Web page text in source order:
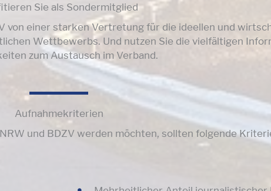
Sie als Sondermitglied
von einer starken Vertretung für die ideellen und
Wettbewerbs. Und nutzen Sie die vielfältigen
zum Austausch im Verband.
Aufnahmekriterien
und BDZV werden möchten, sollten folgende